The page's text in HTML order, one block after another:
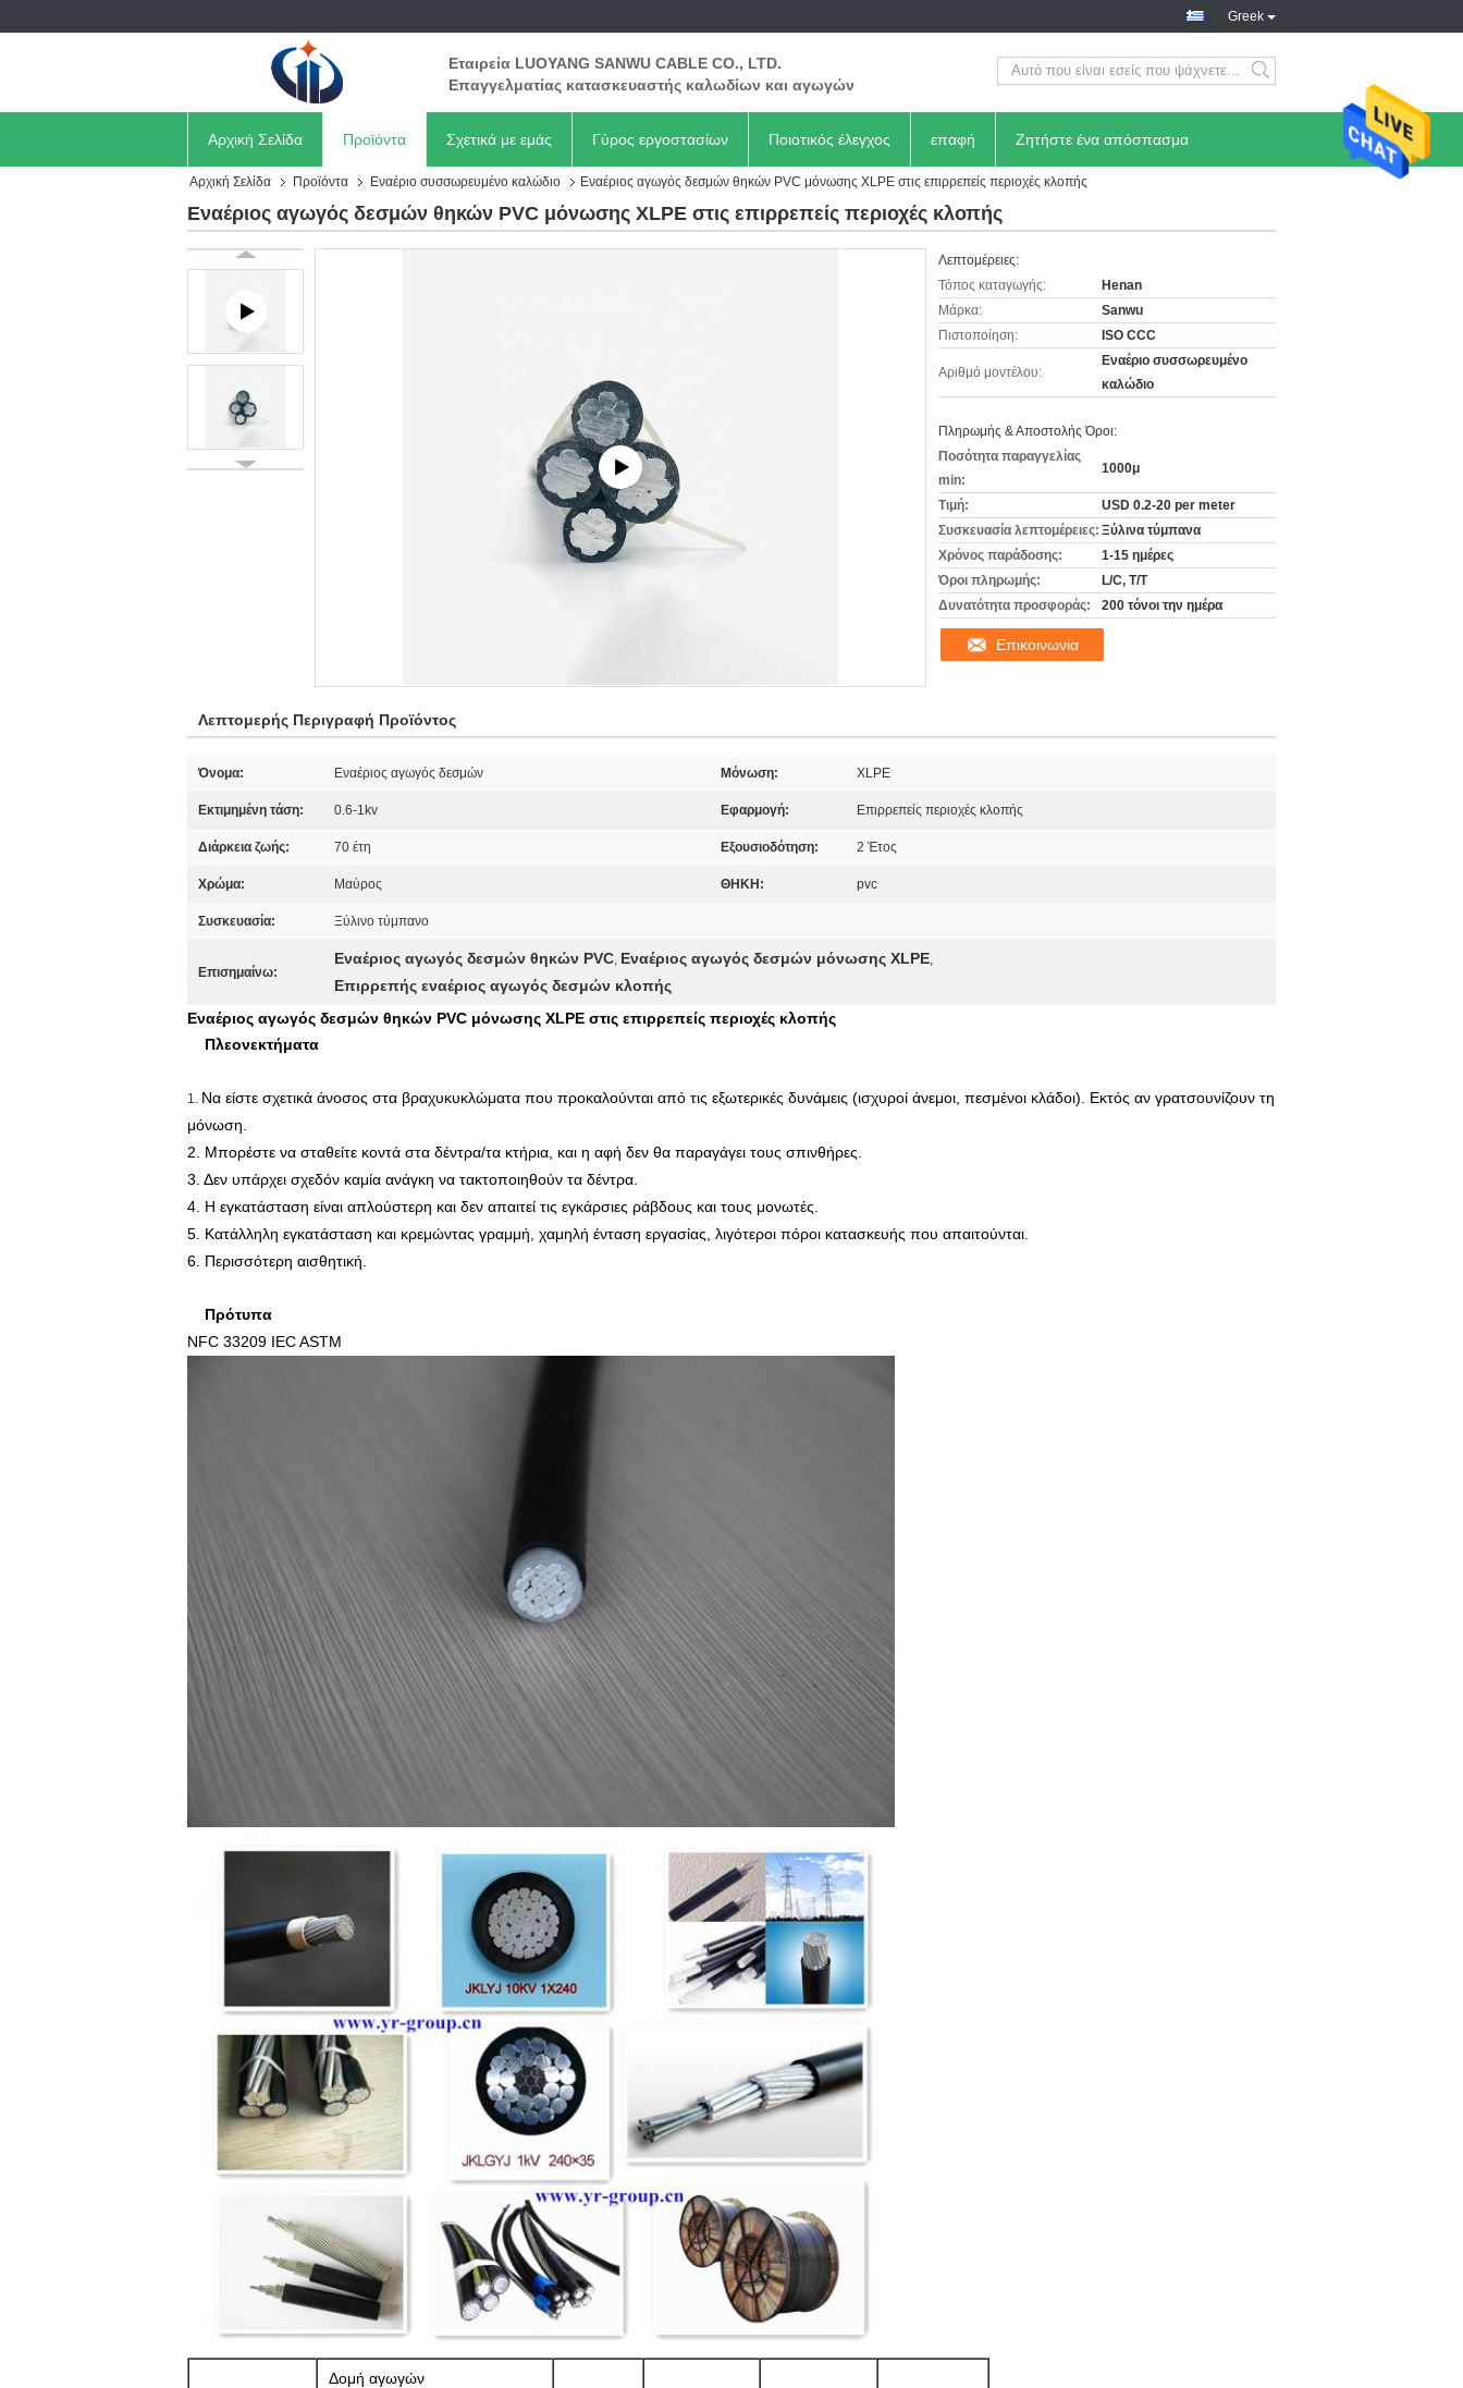
Greek
Εταιρεία LUOYANG SANWU CABLE CO., LTD.
Επαγγελματίας κατασκευαστής καλωδίων και αγωγών
Αρχική Σελίδα Προϊόντα Σχετικά με εμάς Γύρος εργοστασίων Ποιοτικός έλεγχος επαφή Ζητήστε ένα απόσπασμα
Αρχική Σελίδα Προϊόντα Εναέριο συσσωρευμένο καλώδιο Εναέριος αγωγός δεσμών θηκών PVC μόνωσης XLPE στις επιρρεπείς περιοχές κλοπής
Εναέριος αγωγός δεσμών θηκών PVC μόνωσης XLPE στις επιρρεπείς περιοχές κλοπής
Λεπτομέρειες:
Τόπος καταγωγής:
Henan
Μάρκα:
Sanwu
Πιστοποίηση:
ISO CCC
Αριθμό μοντέλου:
Εναέριο συσσωρευμένο
καλώδιο
Πληρωμής & Αποστολής Όροι:
Ποσότητα παραγγελίας
min:
1000μ
Τιμή:
USD 0.2-20 per meter
Συσκευασία λεπτομέρειες: Ξύλινα τύμπανα
Χρόνος παράδοσης:
1-15 ημέρες
Όροι πληρωμής:
L/C, T/T
Δυνατότητα προσφοράς:
200 τόνοι την ημέρα
Επικοινωνία
Λεπτομερής Περιγραφή Προϊόντος
Όνομα: Εναέριος αγωγός δεσμών Μόνωση: XLPE
Εκτιμημένη τάση: 0.6-1kv Εφαρμογή: Επιρρεπείς περιοχές κλοπής
Διάρκεια ζωής: 70 έτη Εξουσιοδότηση: 2 Έτος
Χρώμα: Μαύρος ΘΗΚΗ: pvc
Συσκευασία: Ξύλινο τύμπανο
Επισημαίνω:
Εναέριος αγωγός δεσμών θηκών PVC, Εναέριος αγωγός δεσμών μόνωσης XLPE,
Επιρρεπής εναέριος αγωγός δεσμών κλοπής
Εναέριος αγωγός δεσμών θηκών PVC μόνωσης XLPE στις επιρρεπείς περιοχές κλοπής
Πλεονεκτήματα
1. Να είστε σχετικά άνοσος στα βραχυκυκλώματα που προκαλούνται από τις εξωτερικές δυνάμεις (ισχυροί άνεμοι, πεσμένοι κλάδοι). Εκτός αν γρατσουνίζουν τη
μόνωση.
2. Μπορέστε να σταθείτε κοντά στα δέντρα/τα κτήρια, και η αφή δεν θα παραγάγει τους σπινθήρες.
3. Δεν υπάρχει σχεδόν καμία ανάγκη να τακτοποιηθούν τα δέντρα.
4. Η εγκατάσταση είναι απλούστερη και δεν απαιτεί τις εγκάρσιες ράβδους και τους μονωτές.
5. Κατάλληλη εγκατάσταση και κρεμώντας γραμμή, χαμηλή ένταση εργασίας, λιγότεροι πόροι κατασκευής που απαιτούνται.
6. Περισσότερη αισθητική.
Πρότυπα
NFC 33209 IEC ASTM
Δομή αγωγών